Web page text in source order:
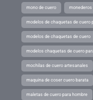
mono de cuero monederos
modelos de chaquetas de cuero
modelos de chaquetas de cuero
modelos chaquetas de cuero
mochilas de cuero artesanales
maquina de coser cuero barata
maletas de cuero para hombre